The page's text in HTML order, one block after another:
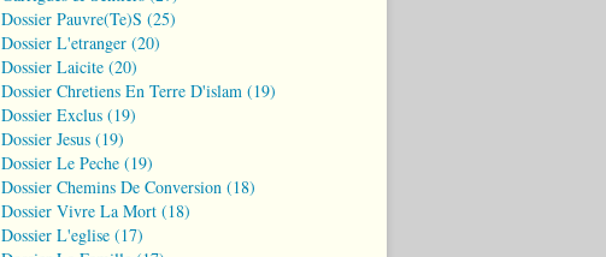
Dossier Pauvre(te)s (25)
Dossier L'etranger (20)
Dossier Laicite (20)
Dossier Chretiens En Terre D'islam (19)
Dossier Exclus (19)
Dossier Jesus (19)
Dossier Le Peche (19)
Dossier Chemins De Conversion (18)
Dossier Vivre La Mort (18)
Dossier L'eglise (17)